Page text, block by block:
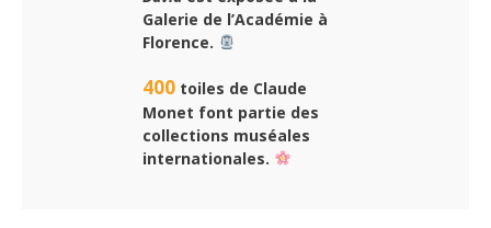
Galerie de l’Académie à
Florence.
400 toiles de Claude
Monet font partie des
collections muséales
internationales.